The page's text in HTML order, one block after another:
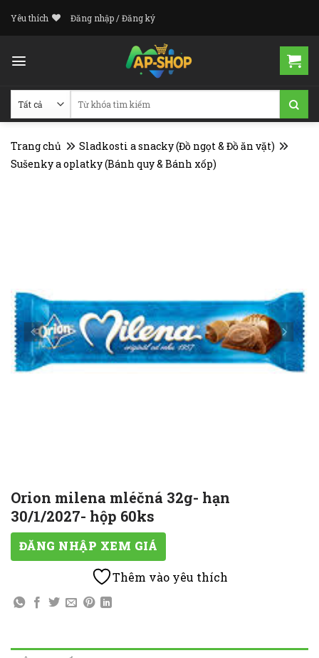
Yêu thích Đăng nhập / Đăng ký
Trang chủ
Sladkosti a snacky (Đồ ngọt & Đồ ăn vặt)
Sušenky a oplatky (Bánh quy & Bánh xốp)
Orion milena mléčná 32g- hạn
30/1/2027- hộp 60ks
ĐĂNG NHẬP XEM GIÁ
Thêm vào yêu thích